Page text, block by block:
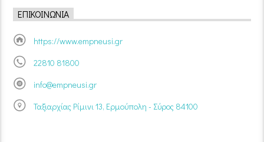
ΕΠΙΚΟΙΝΩΝΊΑ
https://www.empneusi.gr
22810 81800
info@empneusi.gr
Ταξιαρχίας Ρίμινι 13, Ερμούπολη - Σύρος 84100